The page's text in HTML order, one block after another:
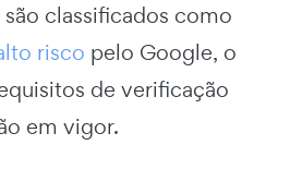
classificados como
risco pelo Google, o
de verificação
em vigor.